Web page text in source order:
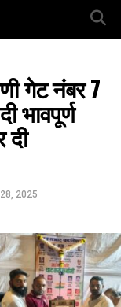
गेट नंबर 7
भावपूर्ण
दी
2025